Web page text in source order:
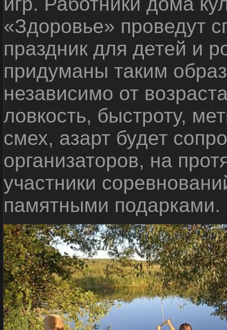
«Здоровье» проведут
праздник для детей и
придуманы таким
независимо от
ловкость, быстроту,
смех, азарт будет
организаторов, на
участники
памятными подарками.